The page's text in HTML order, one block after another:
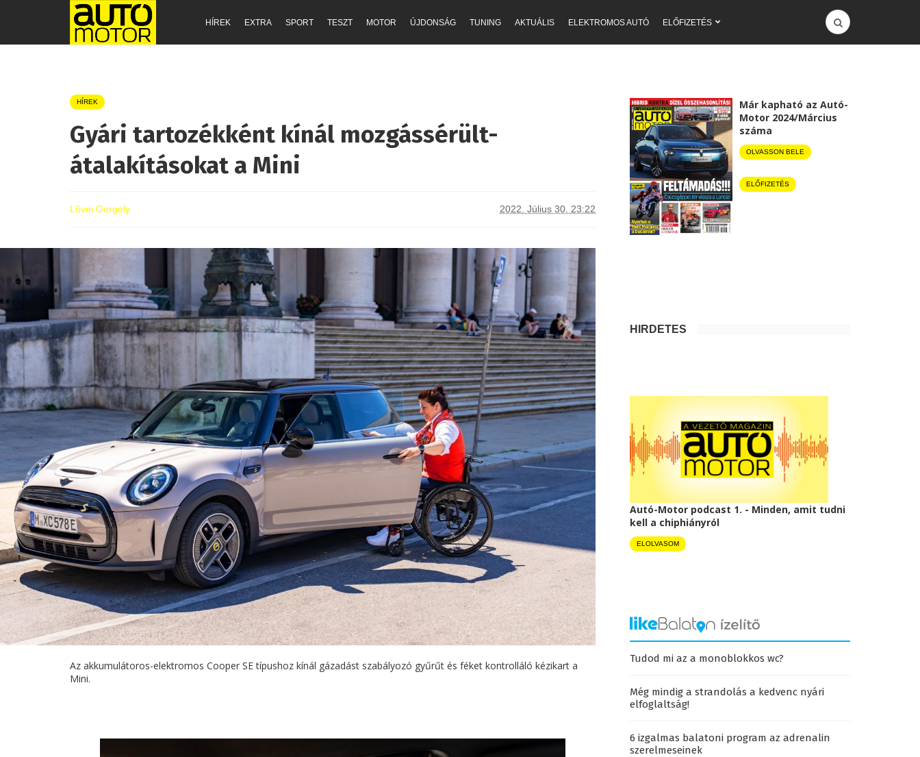
HÍREK EXTRA SPORT TESZT MOTOR ÚJDONSÁG TUNING AKTUÁLIS ELEKTROMOS AUTÓ ELŐFIZETÉS
HÍREK
Gyári tartozékként kínál mozgássérült-
átalakításokat a Mini
Lővei Gergely 2022. Július 30. 23:22
Az akkumulátoros-elektromos Cooper SE típushoz kínál gázadást szabályozó gyűrűt és féket kontrolláló kézikart a
Mini.
Már kapható az Autó-
Motor 2024/Március
száma
OLVASSON BELE
ELŐFIZETÉS
HIRDETÉS
Autó-Motor podcast 1. - Minden, amit tudni
kell a chiphiányról
ELOLVASOM
Tudod mi az a monoblokkos wc?
Még mindig a strandolás a kedvenc nyári
elfoglaltság!
6 izgalmas balatoni program az adrenalin
szerelmeseinek